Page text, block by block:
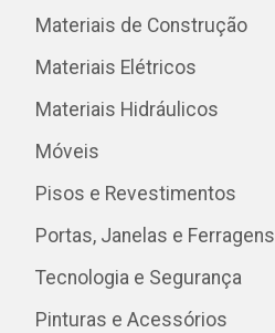
Materiais de Construção
Materiais Elétricos
Materiais Hidráulicos
Móveis
Pisos e Revestimentos
Portas, Janelas e Ferragens
Tecnologia e Segurança
Pinturas e Acessórios